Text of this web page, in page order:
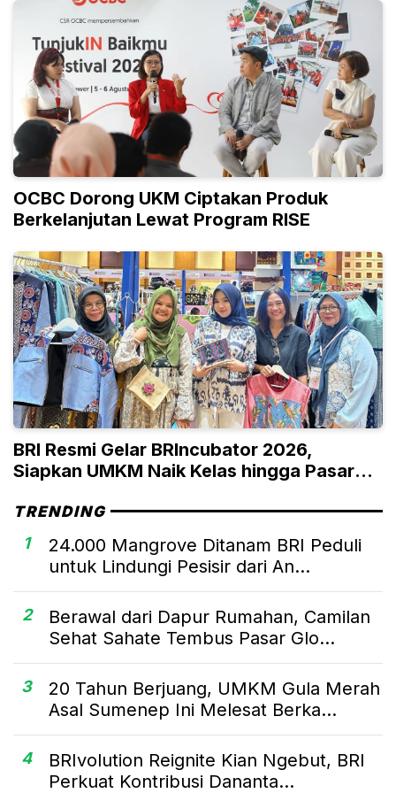
OCBC Dorong UKM Ciptakan Produk
Berkelanjutan Lewat Program RISE
BRI Resmi Gelar BRIncubator 2026,
Siapkan UMKM Naik Kelas hingga Pasar
TRENDING
1
24.000 Mangrove Ditanam BRI Peduli
untuk Lindungi Pesisir dari An...
2
Berawal dari Dapur Rumahan, Camilan
Sehat Sahate Tembus Pasar Glo...
3
20 Tahun Berjuang, UMKM Gula Merah
Asal Sumenep Ini Melesat Berka...
4
BRIvolution Reignite Kian Ngebut, BRI
Perkuat Kontribusi Dananta...